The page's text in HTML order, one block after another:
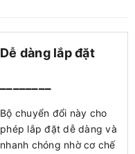
Dễ dàng lắp đặt
Bộ chuyển đổi này cho
phép lắp đặt dễ dàng và
nhanh chóng nhờ cơ chế